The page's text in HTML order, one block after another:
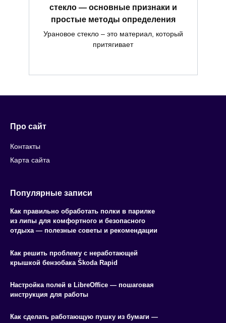
стекло — основные признаки и
простые методы определения
Урановое стекло – это материал, который
притягивает
Про сайт
Контакты
Карта сайта
Популярные записи
Как правильно обработать полки в парилке
из липы для комфортного и безопасного
отдыха — полезные советы и рекомендации
Как решить проблему с неработающей
крышкой бензобака Škoda Rapid
Настройка полей в LibreOffice — пошаговая
инструкция для работы
Как сделать работающую пушку из бумаги —